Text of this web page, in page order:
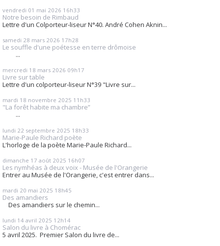
vendredi 01 mai 2026 16h33
Notre besoin de Rimbaud
Lettre d'un Colporteur-liseur N°40. André Cohen Aknin...
samedi 28 mars 2026 17h28
Le souffle d'une poétesse en terre drômoise
...
mercredi 18 mars 2026 09h17
Livre sur table
Lettre d'un colporteur-liseur N°39 "Livre sur...
mardi 18 novembre 2025 11h33
"La forêt habite ma chambre”
...
lundi 22 septembre 2025 18h33
Marie-Paule Richard poète
L'horloge de la poète Marie-Paule Richard...
dimanche 17 août 2025 16h07
Les nymhéas à deux voix - Musée de l'Orangerie
Entrer au Musée de l'Orangerie, c'est entrer dans...
mardi 20 mai 2025 18h45
Des amandiers
Des amandiers sur le chemin...
lundi 14 avril 2025 12h14
Salon du livre à Chomérac
5 avril 2025. Premier Salon du livre de...